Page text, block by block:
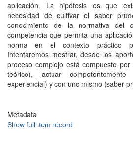
aplicación. La hipótesis es que
necesidad de cultivar el saber
conocimiento de la normativa del
competencia que permita una
norma en el contexto práctico
Intentaremos mostrar, desde los
proceso complejo está compuesto
teórico), actuar
experiencial) y con uno mismo (saber
Metadata
Show full item record